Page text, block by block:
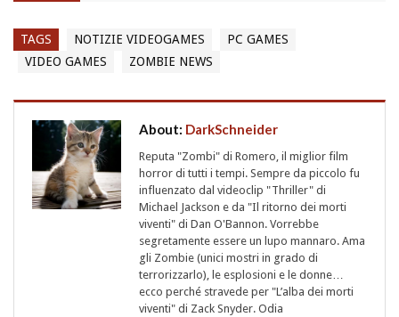
TAGS NOTIZIE VIDEOGAMES
PC GAMES
VIDEO GAMES
ZOMBIE NEWS
About: DarkSchneider
Reputa "Zombi" di Romero, il miglior film
horror di tutti i tempi. Sempre da piccolo fu
influenzato dal videoclip "Thriller" di
Michael Jackson e da "Il ritorno dei morti
viventi" di Dan O'Bannon. Vorrebbe
segretamente essere un lupo mannaro. Ama
gli Zombie (unici mostri in grado di
terrorizzarlo), le esplosioni e le donne…
ecco perché stravede per "L’alba dei morti
viventi" di Zack Snyder. Odia